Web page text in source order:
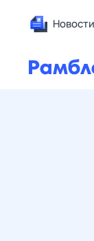
Новости